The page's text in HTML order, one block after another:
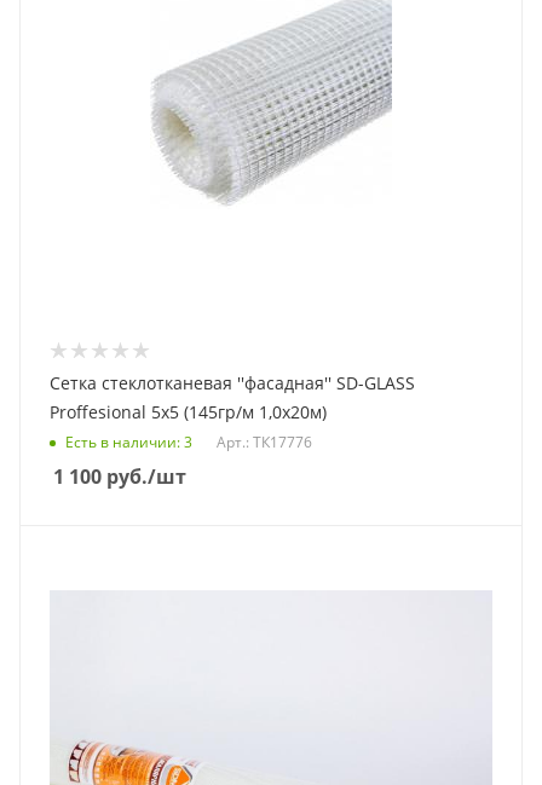
Сетка стеклотканевая ''фасадная'' SD-GLASS
Proffesional 5х5 (145гр/м 1,0х20м)
Есть в наличии: 3 Арт.: ТК17776
1 100 руб./шт